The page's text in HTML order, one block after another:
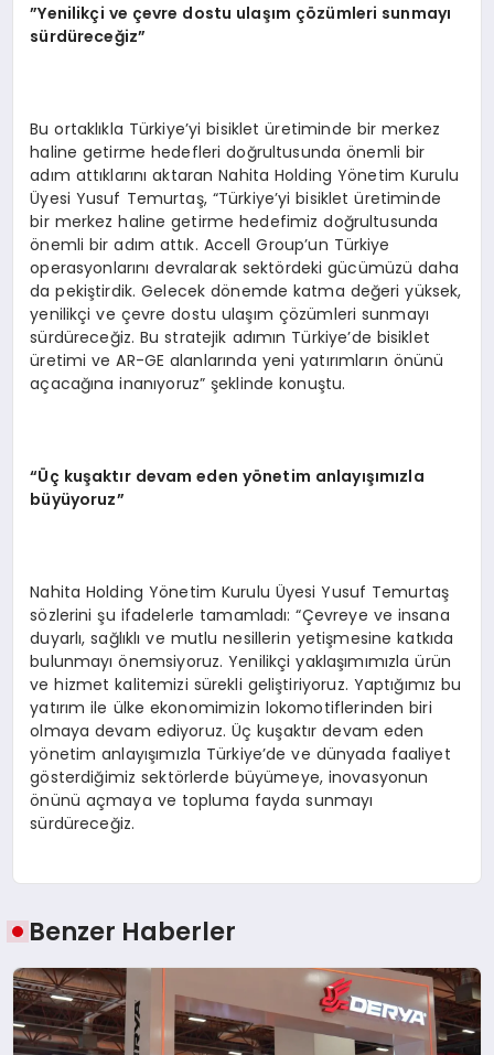
”Yenilikçi ve çevre dostu ulaşım çözümleri sunmayı
sürdüreceğiz”
Bu ortaklıkla Türkiye’yi bisiklet üretiminde bir merkez
haline getirme hedefleri doğrultusunda önemli bir
adım attıklarını aktaran Nahita Holding Yönetim Kurulu
Üyesi Yusuf Temurtaş, “Türkiye’yi bisiklet üretiminde
bir merkez haline getirme hedefimiz doğrultusunda
önemli bir adım attık. Accell Group’un Türkiye
operasyonlarını devralarak sektördeki gücümüzü daha
da pekiştirdik. Gelecek dönemde katma değeri yüksek,
yenilikçi ve çevre dostu ulaşım çözümleri sunmayı
sürdüreceğiz. Bu stratejik adımın Türkiye’de bisiklet
üretimi ve AR-GE alanlarında yeni yatırımların önünü
açacağına inanıyoruz” şeklinde konuştu.
“Üç kuşaktır devam eden yönetim anlayışımızla
büyüyoruz”
Nahita Holding Yönetim Kurulu Üyesi Yusuf Temurtaş
sözlerini şu ifadelerle tamamladı: “Çevreye ve insana
duyarlı, sağlıklı ve mutlu nesillerin yetişmesine katkıda
bulunmayı önemsiyoruz. Yenilikçi yaklaşımımızla ürün
ve hizmet kalitemizi sürekli geliştiriyoruz. Yaptığımız bu
yatırım ile ülke ekonomimizin lokomotiflerinden biri
olmaya devam ediyoruz. Üç kuşaktır devam eden
yönetim anlayışımızla Türkiye’de ve dünyada faaliyet
gösterdiğimiz sektörlerde büyümeye, inovasyonun
önünü açmaya ve topluma fayda sunmayı
sürdüreceğiz.
Benzer Haberler